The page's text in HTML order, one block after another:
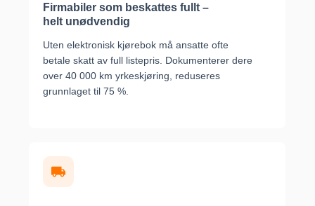
Firmabiler som beskattes fullt –
helt unødvendig
Uten elektronisk kjørebok må ansatte ofte
betale skatt av full listepris. Dokumenterer dere
over 40 000 km yrkeskjøring, reduseres
grunnlaget til 75 %.